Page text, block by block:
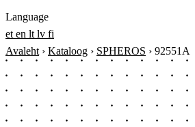
Language
et en lt lv fi
Avaleht › Kataloog › SPHEROS › 92551A